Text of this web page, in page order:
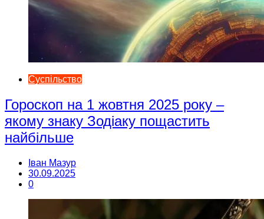
Суспільство
Гороскоп на 1 жовтня 2025 року –
якому знаку Зодіаку пощастить
найбільше
Іван Мазур
30.09.2025
0